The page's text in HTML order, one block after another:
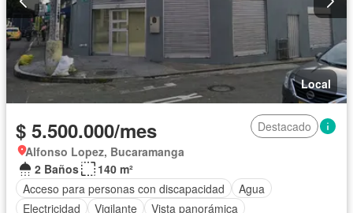
Local
$ 5.500.000/mes
Destacado
Alfonso Lopez, Bucaramanga
2 Baños
140 m²
Acceso para personas con discapacidad
Agua
Electricidad
Vigilante Vista panorámica